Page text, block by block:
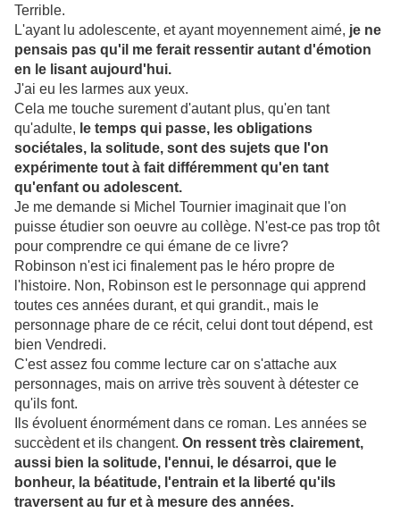
Terrible.
L'ayant lu adolescente, et ayant moyennement aimé, je ne
pensais pas qu'il me ferait ressentir autant d'émotion
en le lisant aujourd'hui.
J'ai eu les larmes aux yeux.
Cela me touche surement d'autant plus, qu'en tant
qu'adulte, le temps qui passe, les obligations
sociétales, la solitude, sont des sujets que l'on
expérimente tout à fait différemment qu'en tant
qu'enfant ou adolescent.
Je me demande si Michel Tournier imaginait que l'on
puisse étudier son oeuvre au collège. N'est-ce pas trop tôt
pour comprendre ce qui émane de ce livre?
Robinson n'est ici finalement pas le héro propre de
l'histoire. Non, Robinson est le personnage qui apprend
toutes ces années durant, et qui grandit., mais le
personnage phare de ce récit, celui dont tout dépend, est
bien Vendredi.
C'est assez fou comme lecture car on s'attache aux
personnages, mais on arrive très souvent à détester ce
qu'ils font.
Ils évoluent énormément dans ce roman. Les années se
succèdent et ils changent. On ressent très clairement,
aussi bien la solitude, l'ennui, le désarroi, que le
bonheur, la béatitude, l'entrain et la liberté qu'ils
traversent au fur et à mesure des années.